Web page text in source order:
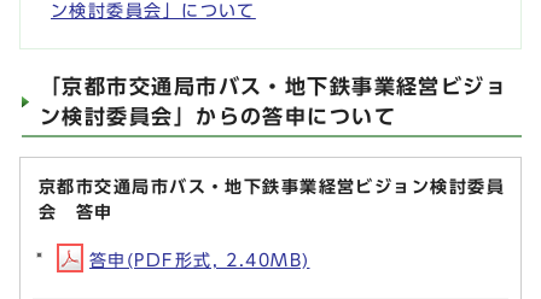
ン検討委員会」について
「京都市交通局市バス・地下鉄事業経営ビジョ
ン検討委員会」からの答申について
京都市交通局市バス・地下鉄事業経営ビジョン検討委員
会 答申
答申(PDF形式, 2.40MB)